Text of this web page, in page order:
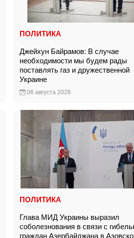
ПОЛИТИКА
Джейхун Байрамов: В случае
необходимости мы будем рады
поставлять газ и дружественной
Украине
06 августа 2026
ПОЛИТИКА
Глава МИД Украины выразил
соболезнования в связи с
граждан Азербайджана в